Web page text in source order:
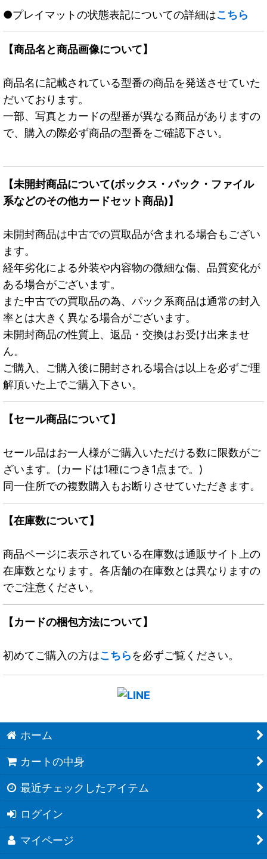
●プレイマットの状態表記についての詳細はこちら
【商品名と商品画像について】
商品名に記載されている型番の商品を発送させていた
だいております。
一部、写真とカードの型番が異なる商品がありますの
で、購入の際必ず商品の型番をご確認下さい。
【未開封商品について(ボックス・パック・ファイル
系などのその他カードセット商品)】
未開封商品は中古での買取品が含まれる場合もござい
ます。
経年劣化による外装や内容物の微細な傷、品質変化が
ある場合がございます。
また中古での買取品の為、パック系商品は通常の封入
率とは大きく異なる場合がございます。
未開封商品の性質上、返品・交換はお受け出来ませ
ん。
ご購入、ご購入後に開封される場合は以上を必ずご理
解頂いた上でご購入下さい。
【セール商品について】
セール品はお一人様がご購入いただける数に限数がご
ざいます。(カードは1種につき1点まで。)
同一住所での複数購入もお断りさせていただきます。
【在庫数について】
商品ページに表示されている在庫数は通販サイト上の
在庫数となります。各店舗の在庫数とは異なりますの
でご注意ください。
【カードの梱包方法について】
初めてご購入の方はこちらを必ずご覧ください。
ホーム
カートの中身
最近チェックしたアイテム
ログイン
マイページ